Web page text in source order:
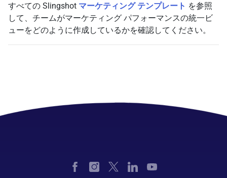
すべての Slingshot マーケティング テンプレート を参照
して、チームがマーケティング パフォーマンスの統一ビ
ューをどのように作成しているかを確認してください。